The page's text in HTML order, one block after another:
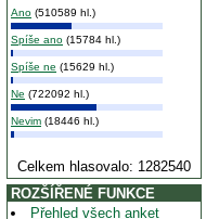
Ano (510589 hl.)
Spíše ano (15784 hl.)
Spíše ne (15629 hl.)
Ne (722092 hl.)
Nevim (18446 hl.)
Celkem hlasovalo: 1282540
ROZŠÍŘENÉ FUNKCE
Přehled všech anket